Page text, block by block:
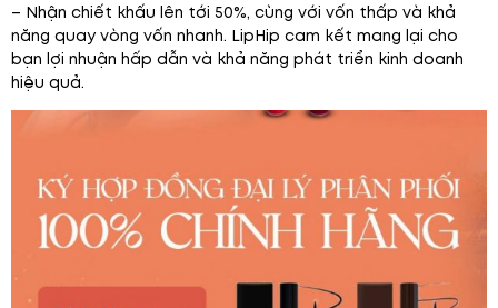
– Nhận chiết khấu lên tới 50%, cùng với vốn thấp và khả
năng quay vòng vốn nhanh. LipHip cam kết mang lại cho
bạn lợi nhuận hấp dẫn và khả năng phát triển kinh doanh
hiệu quả.